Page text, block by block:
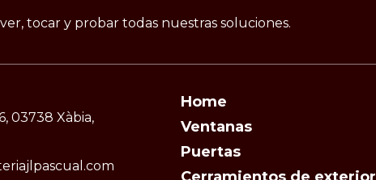
tocar y probar todas nuestras soluciones.
03738 Xàbia,
Home
Ventanas
Puertas